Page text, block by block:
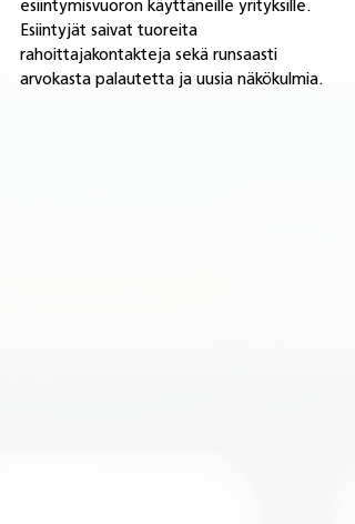
esiintymisvuoron käyttäneille yrityksille.
Esiintyjät saivat tuoreita
rahoittajakontakteja sekä runsaasti
arvokasta palautetta ja uusia näkökulmia.